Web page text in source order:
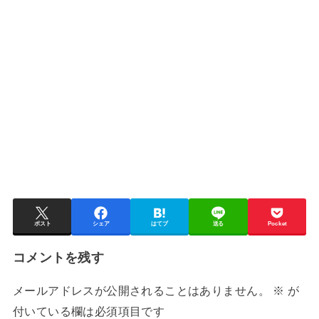
ポスト シェア はてブ 送る Pocket
コメントを残す
メールアドレスが公開されることはありません。 ※ が
付いている欄は必須項目です